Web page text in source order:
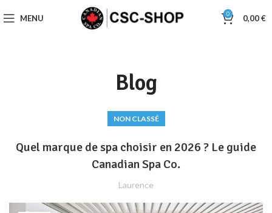
MENU 0 0,00€
Blog
NON CLASSÉ
Quel marque de spa choisir en 2026 ? Le guide
Canadian Spa Co.
Laurence